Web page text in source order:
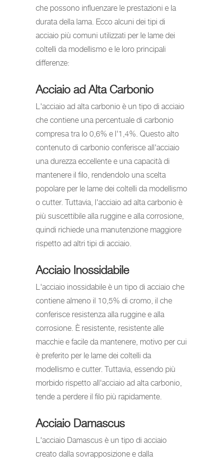
che possono influenzare le prestazioni e la
durata della lama. Ecco alcuni dei tipi di
acciaio più comuni utilizzati per le lame dei
coltelli da modellismo e le loro principali
differenze:
Acciaio ad Alta Carbonio
L'acciaio ad alta carbonio è un tipo di acciaio
che contiene una percentuale di carbonio
compresa tra lo 0,6% e l'1,4%. Questo alto
contenuto di carbonio conferisce all'acciaio
una durezza eccellente e una capacità di
mantenere il filo, rendendolo una scelta
popolare per le lame dei coltelli da modellismo
o cutter. Tuttavia, l'acciaio ad alta carbonio è
più suscettibile alla ruggine e alla corrosione,
quindi richiede una manutenzione maggiore
rispetto ad altri tipi di acciaio.
Acciaio Inossidabile
L'acciaio inossidabile è un tipo di acciaio che
contiene almeno il 10,5% di cromo, il che
conferisce resistenza alla ruggine e alla
corrosione. È resistente, resistente alle
macchie e facile da mantenere, motivo per cui
è preferito per le lame dei coltelli da
modellismo e cutter. Tuttavia, essendo più
morbido rispetto all'acciaio ad alta carbonio,
tende a perdere il filo più rapidamente.
Acciaio Damascus
L'acciaio Damascus è un tipo di acciaio
creato dalla sovrapposizione e dalla